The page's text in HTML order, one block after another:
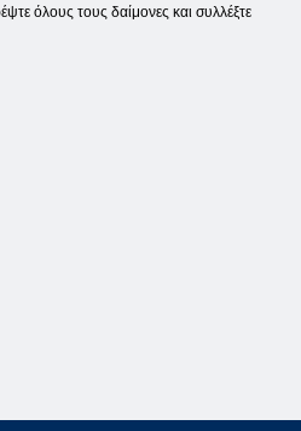
όλους τους δαίμονες και συλλέξτε